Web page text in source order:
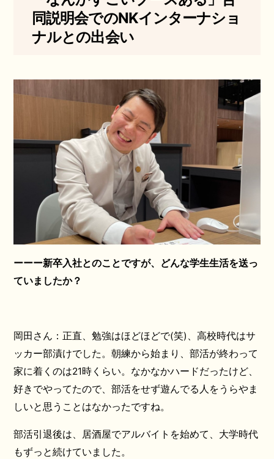
同説明会でのNKインターナショ
ナルとの出会い
ーーー新卒入社とのことですが、どんな学生生活を送っ
ていましたか？
岡田さん：正直、勉強はほどほどで(笑)、高校時代はサ
ッカー部漬けでした。朝練から始まり、部活が終わって
家に着くのは21時くらい。なかなかハードだったけど、
好きでやってたので、部活をせず遊んでる人をうらやま
しいと思うことはなかったですね。
部活引退後は、居酒屋でアルバイトを始めて、大学時代
もずっと続けていました。